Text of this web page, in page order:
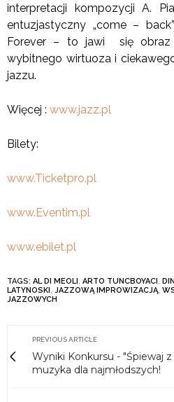
interpretacji kompozycji A.
entuzjastyczny „come –
Forever – to jawi się obraz
wybitnego wirtuoza i
jazzu.
Więcej : www.jazz.pl
Bilety:
www.Ticketpro.pl
www.Eventim.pl
www.ebilet.pl
TAGS: AL DI MEOLI, ARTO TUNCBOYACI,
LATYNOSKI, JAZZOWĄ IMPROWIZACJĄ,
JAZZOWYCH
PREVIOUS ARTICLE
Wyniki Konkursu - "Śpiewaj
muzyka dla najmłodszych!